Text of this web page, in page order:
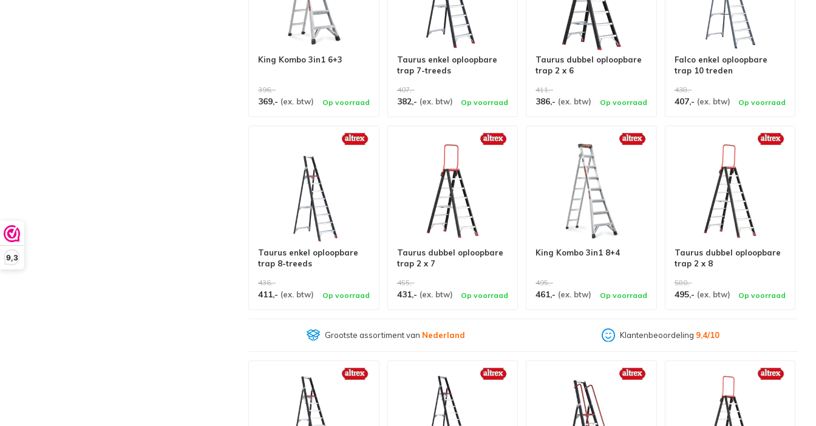
9,3
King Kombo 3in1 6+3
396,-
369,- (ex. btw) Op voorraad
Taurus enkel oploopbare
trap 7-treeds
407,-
382,- (ex. btw) Op voorraad
Taurus dubbel oploopbare
trap 2 x 6
411,-
386,- (ex. btw) Op voorraad
Falco enkel oploopbare
trap 10 treden
438,-
407,- (ex. btw) Op voorraad
Taurus enkel oploopbare
trap 8-treeds
436,-
411,- (ex. btw) Op voorraad
Taurus dubbel oploopbare
trap 2 x 7
455,-
431,- (ex. btw) Op voorraad
King Kombo 3in1 8+4
495,-
461,- (ex. btw) Op voorraad
Taurus dubbel oploopbare
trap 2 x 8
580,-
495,- (ex. btw) Op voorraad
Grootste assortiment van Nederland Klantenbeoordeling 9,4/10